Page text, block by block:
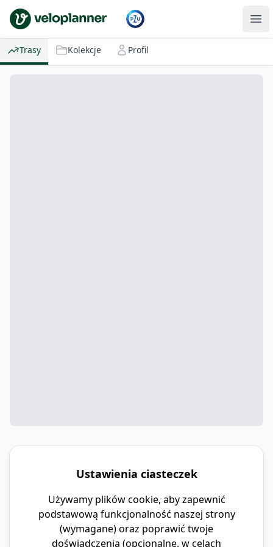
VeloPlanner
Trasy Kolekcje Profil
Ustawienia ciasteczek
Używamy plików cookie, aby zapewnić
podstawową funkcjonalność naszej strony
(wymagane) oraz poprawić twoje
doświadczenia (opcjonalne, w celach